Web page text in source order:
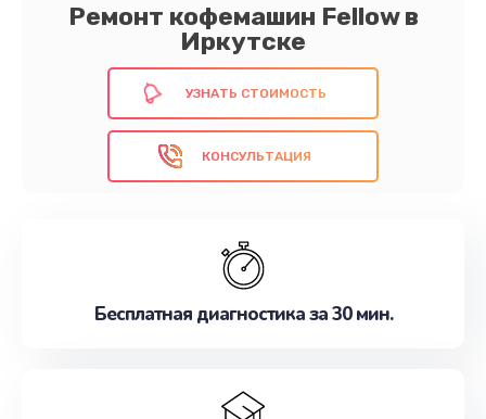
Ремонт кофемашин Fellow в
Иркутске
УЗНАТЬ СТОИМОСТЬ
КОНСУЛЬТАЦИЯ
Бесплатная диагностика за 30 мин.